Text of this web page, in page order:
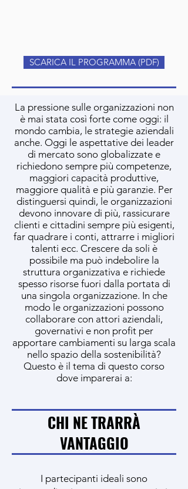
SCARICA IL PROGRAMMA (PDF)
La pressione sulle organizzazioni non
è mai stata così forte come oggi: il
mondo cambia, le strategie aziendali
anche. Oggi le aspettative dei leader
di mercato sono globalizzate e
richiedono sempre più competenze,
maggiori capacità produttive,
maggiore qualità e più garanzie. Per
distinguersi quindi, le organizzazioni
devono innovare di più, rassicurare
clienti e cittadini sempre più esigenti,
far quadrare i conti, attrarre i migliori
talenti ecc. Crescere da soli è
possibile ma può indebolire la
struttura organizzativa e richiede
spesso risorse fuori dalla portata di
una singola organizzazione. In che
modo le organizzazioni possono
collaborare con attori aziendali,
governativi e non profit per
apportare cambiamenti su larga scala
nello spazio della sostenibilità?
Questo è il tema di questo corso
dove imparerai a:
CHI NE TRARRÀ
VANTAGGIO
I partecipanti ideali sono